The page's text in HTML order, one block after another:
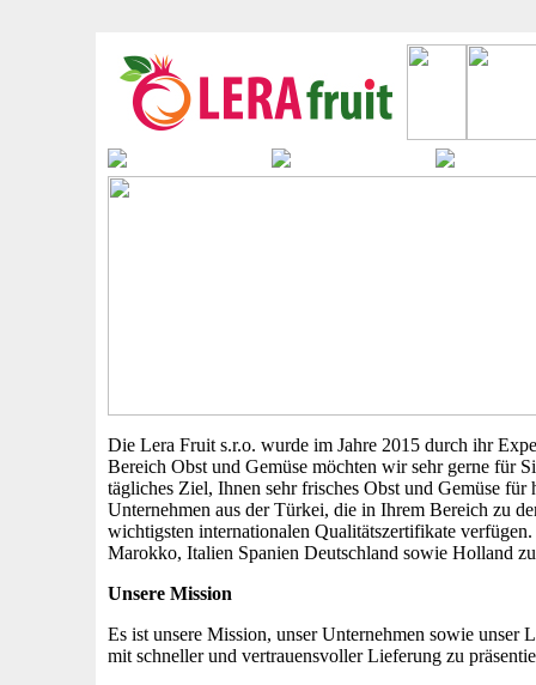
Die Lera Fruit s.r.o. wurde im Jahre 2015 durch ihr
Bereich Obst und Gemüse möchten wir sehr gerne für
tägliches Ziel, Ihnen sehr frisches Obst und Gemüse
Unternehmen aus der Türkei, die in Ihrem Bereich zu
wichtigsten internationalen Qualitätszertifikate
Marokko, Italien Spanien Deutschland sowie Holland
Unsere Mission
Es ist unsere Mission, unser Unternehmen sowie
mit schneller und vertrauensvoller Lieferung zu